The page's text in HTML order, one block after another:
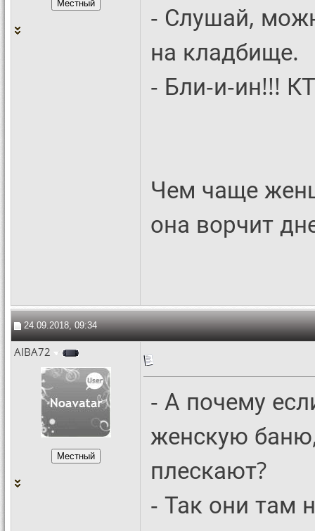
- Слушай,
на кладбище.
- Бли-и-ин!!!
Чем чаще
она ворчит
24.09.2018, 09:34
AIBA72
- А почему
женскую
плескают?
- Так они там